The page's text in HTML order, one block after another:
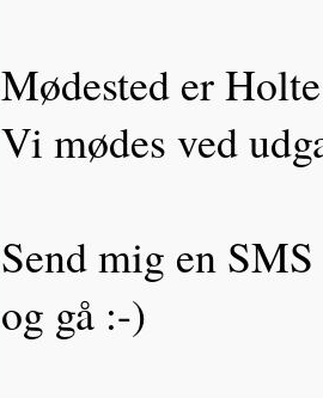
Mødested er
Vi mødes ved
Send mig en
og gå :-)